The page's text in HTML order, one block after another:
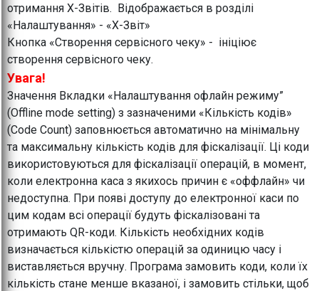
отримання Х-Звітів. Відображається в розділі
«Налаштування» - «Х-Звіт»
Кнопка «Створення сервісного чеку» - ініціює
створення сервісного чеку.
Увага!
Значення Вкладки «Налаштування офлайн режиму”
(Offline mode setting) з зазначеними «Кількість кодів»
(Code Count) заповнюється автоматично на мінімальну
та максимальну кількість кодів для фіскалізації. Ці коди
використовуються для фіскалізації операцій, в момент,
коли електронна каса з якихось причин є «оффлайн» чи
недоступна. При появі доступу до електронної каси по
цим кодам всі операції будуть фіскалізовані та
отримають QR-коди. Кількість необхідних кодів
визначається кількістю операцій за одиницю часу і
виставляється вручну. Програма замовить коди, коли їх
кількість стане менше вказаної, і замовить стільки, щоб